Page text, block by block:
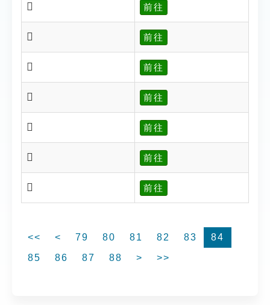
𥳲 前往
𥳳 前往
𥳴 前往
𥳵 前往
𥳶 前往
𥳷 前往
𥳸 前往
<< < 79 80 81 82 83
84
85
86 87 88 > >>